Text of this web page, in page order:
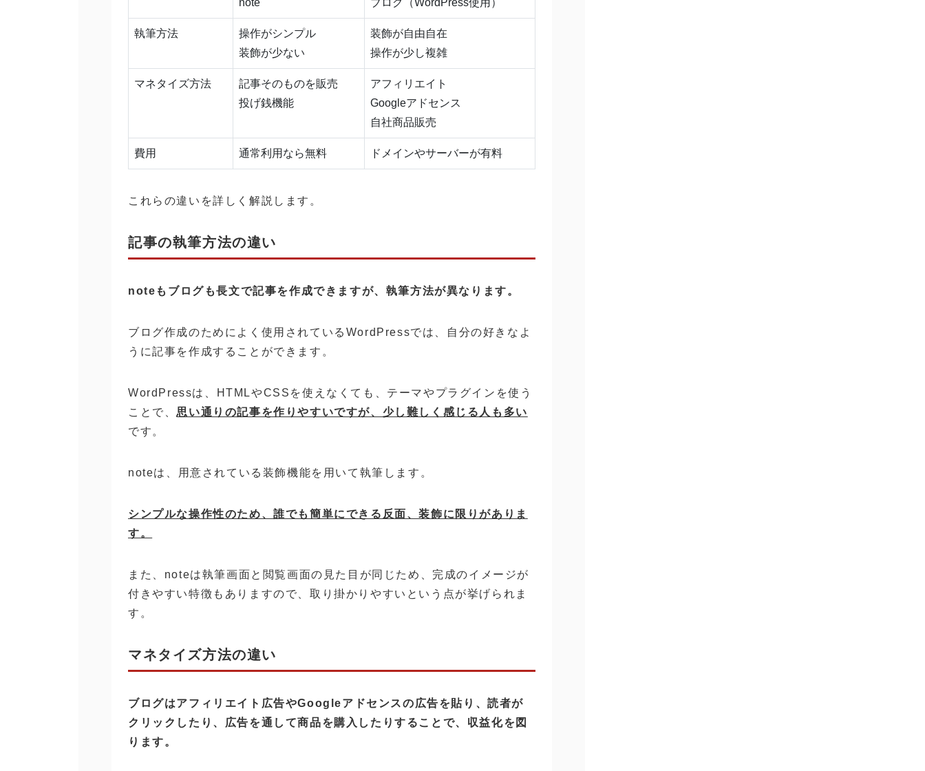
note ブログ（WordPress使用）
執筆方法
操作がシンプル
装飾が少ない
装飾が自由自在
操作が少し複雑
マネタイズ方法
記事そのものを販売
投げ銭機能
アフィリエイト
Googleアドセンス
自社商品販売
費用 通常利用なら無料 ドメインやサーバーが有料
これらの違いを詳しく解説します。
記事の執筆方法の違い
noteもブログも長文で記事を作成できますが、執筆方法が異なります。
ブログ作成のためによく使用されているWordPressでは、自分の好きなよ
うに記事を作成することができます。
WordPressは、HTMLやCSSを使えなくても、テーマやプラグインを使う
ことで、思い通りの記事を作りやすいですが、少し難しく感じる人も多い
です。
noteは、用意されている装飾機能を用いて執筆します。
シンプルな操作性のため、誰でも簡単にできる反面、装飾に限りがありま
す。
また、noteは執筆画面と閲覧画面の見た目が同じため、完成のイメージが
付きやすい特徴もありますので、取り掛かりやすいという点が挙げられま
す。
マネタイズ方法の違い
ブログはアフィリエイト広告やGoogleアドセンスの広告を貼り、読者が
クリックしたり、広告を通して商品を購入したりすることで、収益化を図
ります。